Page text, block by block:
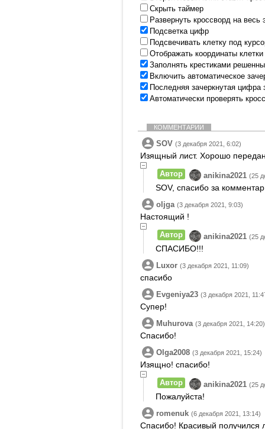
Скрыть таймер
Развернуть кроссворд на
Подсветка цифр
Подсвечивать клетку под
Отображать координаты
Заполнять крестиками
Включить автоматическое
Последняя зачеркнутая цифра
Автоматически проверять
КОММЕНТАРИИ
SOV (3 декабря 2021, 6:02)
Изящный лист. Хорошо
Автор anikina2021 (25
SOV, спасибо за
oljga (3 декабря 2021, 9:03)
Настоящий !
Автор anikina2021 (25
СПАСИБО!!!
Luxor (3 декабря 2021, 11:09)
спасибо
Evgeniya23 (3 декабря 2021,
Супер!
Muhurova (3 декабря 2021, 14:20)
Спасибо!
Olga2008 (3 декабря 2021, 15:24)
Изящно! спасибо!
Автор anikina2021 (25
Пожалуйста!
romenuk (6 декабря 2021, 13:14)
Спасибо! Красивый получился